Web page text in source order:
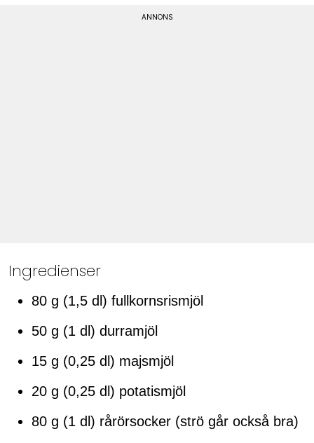
Ingredienser
80 g (1,5 dl) fullkornsrismjöl
50 g (1 dl) durramjöl
15 g (0,25 dl) majsmjöl
20 g (0,25 dl) potatismjöl
80 g (1 dl) rårörsocker (strö går också bra)